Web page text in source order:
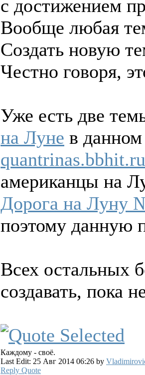
с достижением
Вообще любая
Создать новую
Честно говоря,
Уже есть две
на Луне в
американцы на
Дорога на Луну
поэтому данную
Всех остальных
создавать, пока
Каждому - своё.
Last Edit: 25 Авг 2014 06:26 by
Reply Quote